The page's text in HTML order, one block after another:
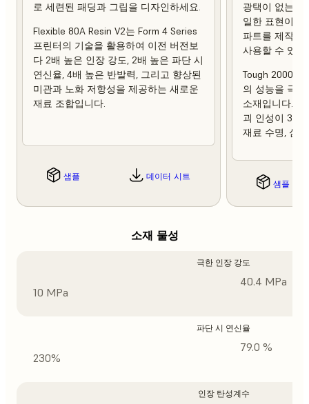
로 세련된 패딩과 그립을 디자인하세요.
Flexible 80A Resin V2는 Form 4 Series
프린터의 기술을 활용하여 이전 버전보
다 2배 높은 인장 강도, 2배 높은 파단 시
연신율, 4배 높은 반발력, 그리고 향상된
미관과 노화 저항성을 제공하는 새로운
재료 조합입니다.
샘플 데이터 시트
광택이 없는
일한 표현이
파트를 제작하
사용할 수 있습
Tough 2000
의 성능을 극
소재입니다.
괴 인성이 3배
재료 수명, 심
샘플
소재 물성
극한 인장 강도
10 MPa
40.4 MPa
파단 시 연신율
230%
79.0 %
인장 탄성계수